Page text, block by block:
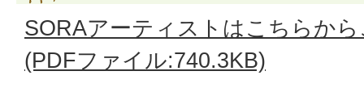
SORAアーティストはこちらか
(PDFファイル:740.3KB)